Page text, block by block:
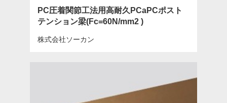
PC圧着関節工法用高耐久PCaPCポスト
テンション梁(Fc=60N/mm2 )
株式会社ソーカン